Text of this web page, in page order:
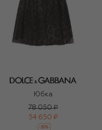
Юбка
78 050 ₽
54 650 ₽
-30%